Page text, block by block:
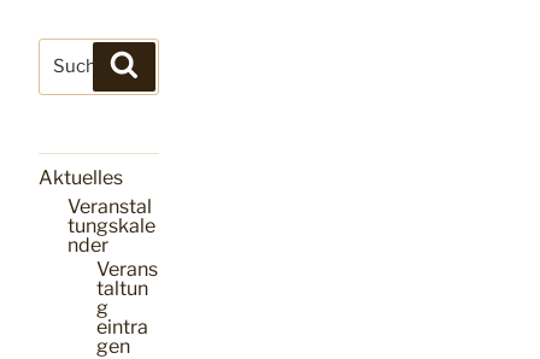
Suchen
nach:
Aktuelles
Veranstal
tungskale
nder
Verans
taltun
g
eintra
gen